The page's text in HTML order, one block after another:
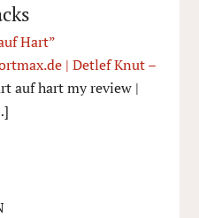
Hart”
| Detlef Knut –
auf hart my review |